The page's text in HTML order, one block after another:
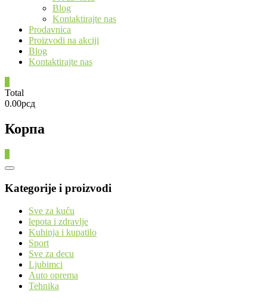
Blog
Kontaktirajte nas
Prodavnica
Proizvodi na akciji
Blog
Kontaktirajte nas
Total
0.00рсд
Корпа
Catalog
Kategorije i proizvodi
Sve za kuću
lepota i zdravlje
Kuhinja i kupatilo
Sport
Sve za decu
Ljubimci
Auto oprema
Tehnika